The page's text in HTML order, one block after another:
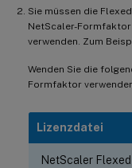
Sie müssen die
NetScaler-
verwenden. Zum
Wenden Sie die
Formfaktor
Lizenzdatei
NetScaler